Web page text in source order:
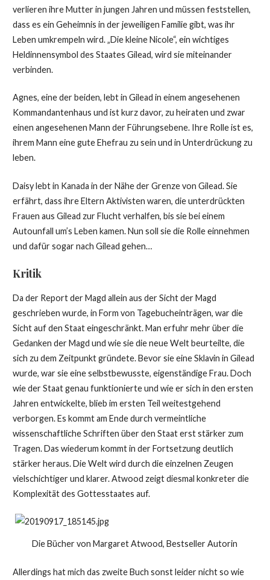
verlieren ihre Mutter in jungen Jahren und müssen feststellen,
dass es ein Geheimnis in der jeweiligen Familie gibt, was ihr
Leben umkrempeln wird. „Die kleine Nicole“, ein wichtiges
Heldinnensymbol des Staates Gilead, wird sie miteinander
verbinden.
Agnes, eine der beiden, lebt in Gilead in einem angesehenen
Kommandantenhaus und ist kurz davor, zu heiraten und zwar
einen angesehenen Mann der Führungsebene. Ihre Rolle ist es,
ihrem Mann eine gute Ehefrau zu sein und in Unterdrückung zu
leben.
Daisy lebt in Kanada in der Nähe der Grenze von Gilead. Sie
erfährt, dass ihre Eltern Aktivisten waren, die unterdrückten
Frauen aus Gilead zur Flucht verhalfen, bis sie bei einem
Autounfall um’s Leben kamen. Nun soll sie die Rolle einnehmen
und dafür sogar nach Gilead gehen…
Kritik
Da der Report der Magd allein aus der Sicht der Magd
geschrieben wurde, in Form von Tagebucheinträgen, war die
Sicht auf den Staat eingeschränkt. Man erfuhr mehr über die
Gedanken der Magd und wie sie die neue Welt beurteilte, die
sich zu dem Zeitpunkt gründete. Bevor sie eine Sklavin in Gilead
wurde, war sie eine selbstbewusste, eigenständige Frau. Doch
wie der Staat genau funktionierte und wie er sich in den ersten
Jahren entwickelte, blieb im ersten Teil weitestgehend
verborgen. Es kommt am Ende durch vermeintliche
wissenschaftliche Schriften über den Staat erst stärker zum
Tragen. Das wiederum kommt in der Fortsetzung deutlich
stärker heraus. Die Welt wird durch die einzelnen Zeugen
vielschichtiger und klarer. Atwood zeigt diesmal konkreter die
Komplexität des Gottesstaates auf.
Die Bücher von Margaret Atwood, Bestseller Autorin
Allerdings hat mich das zweite Buch sonst leider nicht so wie